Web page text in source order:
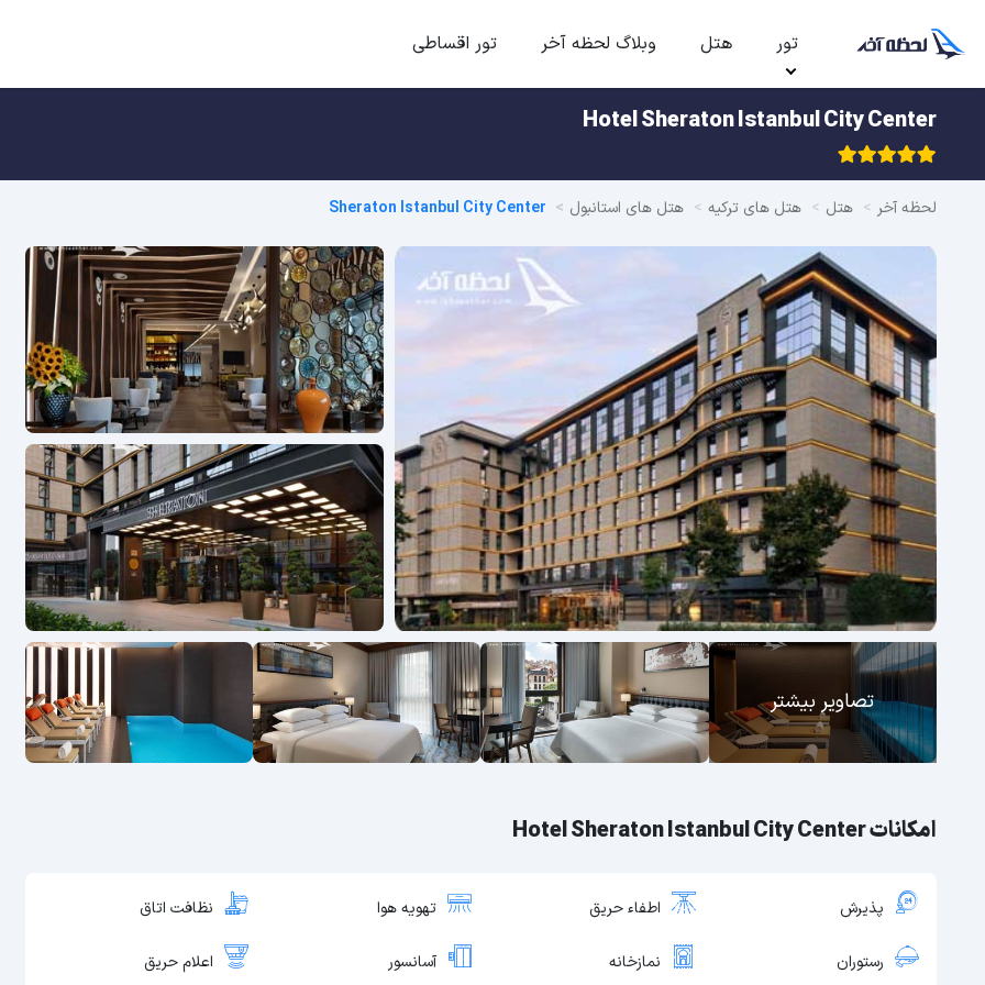
تور هتل وبلاگ لحظه آخر تور اقساطی
Hotel Sheraton Istanbul City Center
لحظه آخر هتل هتل های ترکیه هتل های استانبول Sheraton Istanbul City Center
تصاویر بیشتر
امکانات Hotel Sheraton Istanbul City Center
پذیرش اطفاء حریق تهویه هوا نظافت اتاق
رستوران نمازخانه آسانسور اعلام حریق